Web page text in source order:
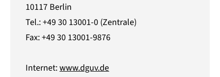
10117 Berlin
Tel.: +49 30 13001-0 (Zentrale)
Fax: +49 30 13001-9876
Internet:www.dguv.de